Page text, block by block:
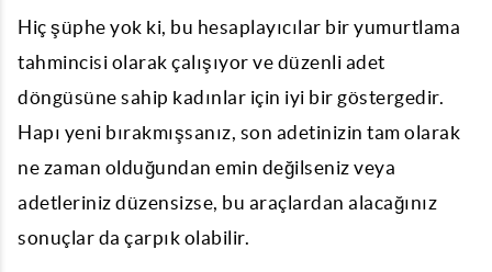
Hiç şüphe yok ki, bu hesaplayıcılar bir yumurtlama
tahmincisi olarak çalışıyor ve düzenli adet
döngüsüne sahip kadınlar için iyi bir göstergedir.
Hapı yeni bırakmışsanız, son adetinizin tam olarak
ne zaman olduğundan emin değilseniz veya
adetleriniz düzensizse, bu araçlardan alacağınız
sonuçlar da çarpık olabilir.